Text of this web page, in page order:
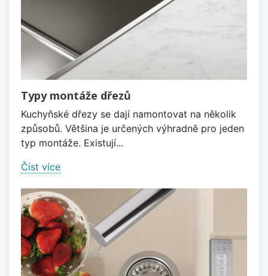
Typy montáže dřezů
Kuchyňské dřezy se dají namontovat na několik
způsobů. Většina je určených výhradně pro jeden
typ montáže. Existují...
Číst více